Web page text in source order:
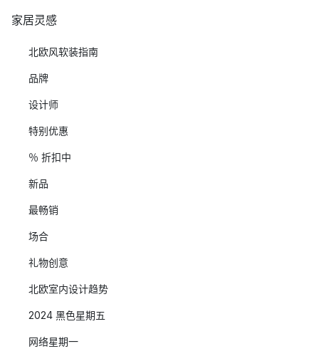
家居灵感
北欧风软装指南
品牌
设计师
特别优惠
％ 折扣中
新品
最畅销
场合
礼物创意
北欧室内设计趋势
2024 黑色星期五
网络星期一